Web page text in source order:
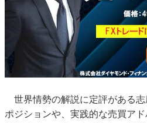
世界情勢の解説に定評がある志
ポジションや、実践的な売買ア